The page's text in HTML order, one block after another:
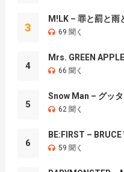
3
M!LK – 罪と罰と雨
69 聞く
4
Mrs. GREEN
66 聞く
5
Snow Man – グッ
62 聞く
6
BE:FIRST – BRUCE
59 聞く